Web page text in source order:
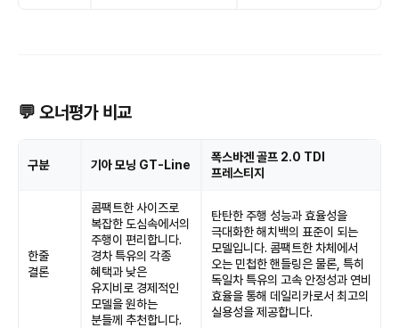
💬 오너평가 비교
구분 기아 모닝 GT-Line
폭스바겐 골프 2.0 TDI
프레스티지
한줄
결론
콤팩트한 사이즈로
복잡한 도심속에서의
주행이 편리합니다.
경차 특유의 각종
혜택과 낮은
유지비로 경제적인
모델을 원하는
분들께 추천합니다.
탄탄한 주행 성능과 효율성을
극대화한 해치백의 표준이 되는
모델입니다. 콤팩트한 차체에서
오는 민첩한 핸들링은 물론, 특히
독일차 특유의 고속 안정성과 연비
효율을 통해 데일리카로서 최고의
실용성을 제공합니다.